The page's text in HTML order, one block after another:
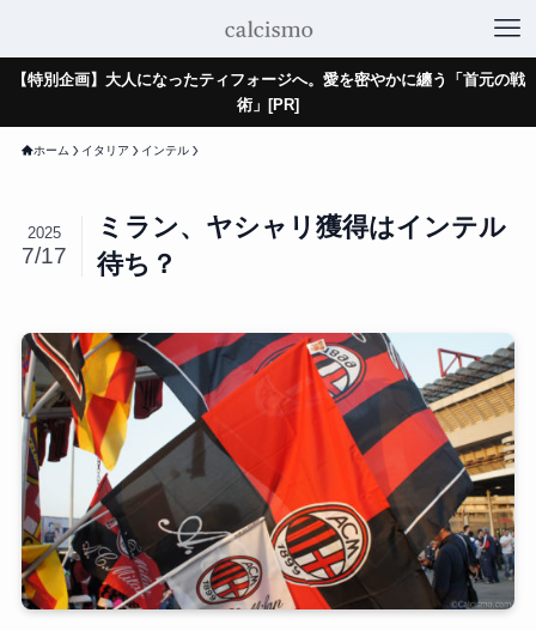
【特別企画】大人になったティフォージへ。愛を密やかに纏う「首元の戦
術」[PR]
ホーム イタリア インテル
ミラン、ヤシャリ獲得はインテル
待ち？
2025
7/17